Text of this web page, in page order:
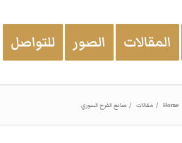
المقالات الصور للتواصل
Home
/ مقالات / صانع الفرح السوري